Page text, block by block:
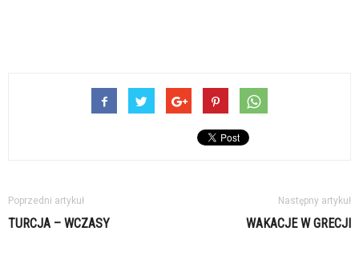
Poprzedni artykuł
TURCJA – WCZASY
Następny artykuł
WAKACJE W GRECJI